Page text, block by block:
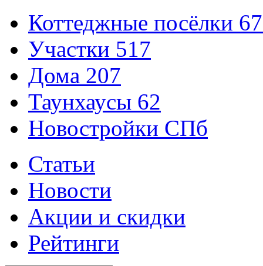
Коттеджные посёлки
Участки 517
Дома 207
Таунхаусы 62
Новостройки СПб
Статьи
Новости
Акции и скидки
Рейтинги